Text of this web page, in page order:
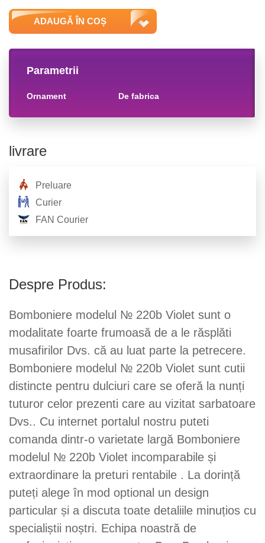
ADAUGĂ ÎN COȘ
Parametrii
ornament de fabrica
livrare
Preluare
Curier
FAN Courier
Despre Produs:
Bomboniere modelul № 220b Violet sunt o
modalitate foarte frumoasă de a le răsplăti
musafirilor Dvs. că au luat parte la petrecere.
Bomboniere modelul № 220b Violet sunt cutii
distincte pentru dulciuri care se oferă la nunți
tuturor celor prezenti care au vizitat sarbatoare
Dvs.. Cu internet portalul nostru puteti
comanda dintr-o varietate largă Bomboniere
modelul № 220b Violet incomparabile și
extraordinare la preturi rentabile . La dorință
puteți alege în mod optional un design
particular și a discuta toate detaliile minuțios cu
specialiștii noștri. Echipa noastră de